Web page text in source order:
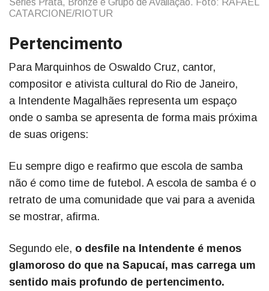
Séries Prata, Bronze e Grupo de Avaliação. Foto: RAFAEL
CATARCIONE/RIOTUR
Pertencimento
Para Marquinhos de Oswaldo Cruz, cantor,
compositor e ativista cultural do Rio de Janeiro,
a Intendente Magalhães representa um espaço
onde o samba se apresenta de forma mais próxima
de suas origens:
Eu sempre digo e reafirmo que escola de samba
não é como time de futebol. A escola de samba é o
retrato de uma comunidade que vai para a avenida
se mostrar, afirma.
Segundo ele, o desfile na Intendente é menos
glamoroso do que na Sapucaí, mas carrega um
sentido mais profundo de pertencimento.